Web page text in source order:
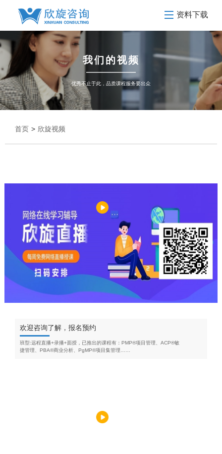
资料下载
我们的视频
优秀不止于此，品质课程服务要出众
首页 > 欣旋视频
欢迎咨询了解，报名预约
班型:远程直播+录播+面授，已推出的课程有：PMP®项目管理、ACP®敏
捷管理、PBA®商业分析、PgMP®项目集管理……